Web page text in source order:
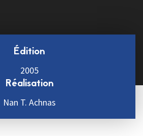
Édition
2005
Réalisation
Nan T. Achnas